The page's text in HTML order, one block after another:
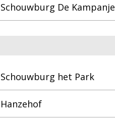
Schouwburg De Kampanje
Schouwburg het Park
Hanzehof